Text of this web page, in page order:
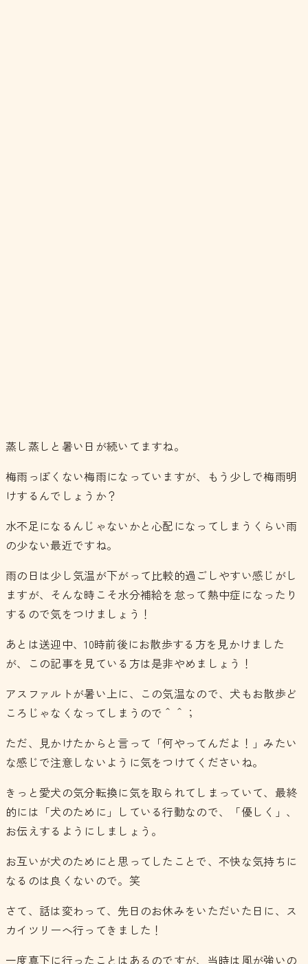
蒸し蒸しと暑い日が続いてますね。
梅雨っぽくない梅雨になっていますが、もう少しで梅雨明
けするんでしょうか？
水不足になるんじゃないかと心配になってしまうくらい雨
の少ない最近ですね。
雨の日は少し気温が下がって比較的過ごしやすい感じがし
ますが、そんな時こそ水分補給を怠って熱中症になったり
するので気をつけましょう！
あとは送迎中、10時前後にお散歩する方を見かけました
が、この記事を見ている方は是非やめましょう！
アスファルトが暑い上に、この気温なので、犬もお散歩ど
ころじゃなくなってしまうので＾＾；
ただ、見かけたからと言って「何やってんだよ！」みたい
な感じで注意しないように気をつけてくださいね。
きっと愛犬の気分転換に気を取られてしまっていて、最終
的には「犬のために」している行動なので、「優しく」、
お伝えするようにしましょう。
お互いが犬のためにと思ってしたことで、不快な気持ちに
なるのは良くないので。笑
さて、話は変わって、先日のお休みをいただいた日に、ス
カイツリーへ行ってきました！
一度真下に行ったことはあるのですが、当時は風が強いの